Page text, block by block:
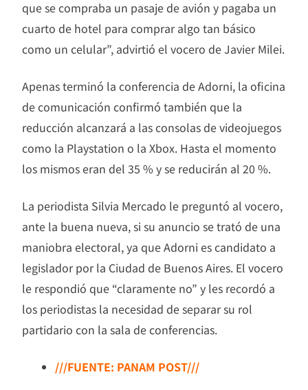
que se compraba un pasaje de avión y pagaba un
cuarto de hotel para comprar algo tan básico
como un celular”, advirtió el vocero de Javier Milei.
Apenas terminó la conferencia de Adorni, la oficina
de comunicación confirmó también que la
reducción alcanzará a las consolas de videojuegos
como la Playstation o la Xbox. Hasta el momento
los mismos eran del 35 % y se reducirán al 20 %.
La periodista Silvia Mercado le preguntó al vocero,
ante la buena nueva, si su anuncio se trató de una
maniobra electoral, ya que Adorni es candidato a
legislador por la Ciudad de Buenos Aires. El vocero
le respondió que “claramente no” y les recordó a
los periodistas la necesidad de separar su rol
partidario con la sala de conferencias.
///FUENTE: PANAM POST///